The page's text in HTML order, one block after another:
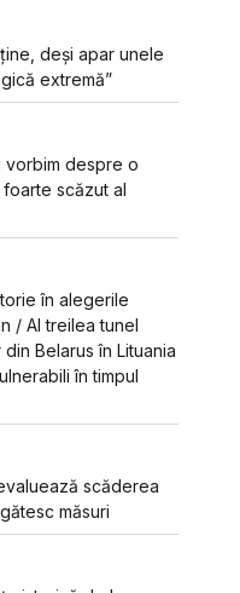
deși apar unele
extremă”
vorbim despre o
scăzut al
în alegerile
/ Al treilea tunel
Belarus în Lituania
în timpul
scăderea
măsuri